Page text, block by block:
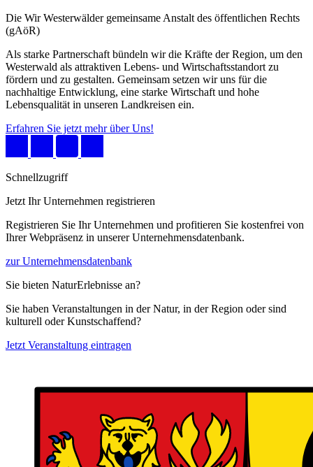
Die Wir Westerwälder gemeinsame Anstalt des öffentlichen Rechts
(gAöR)
Als starke Partnerschaft bündeln wir die Kräfte der Region, um den
Westerwald als attraktiven Lebens- und Wirtschaftsstandort zu
fördern und zu gestalten. Gemeinsam setzen wir uns für die
nachhaltige Entwicklung, eine starke Wirtschaft und hohe
Lebensqualität in unseren Landkreisen ein.
Erfahren Sie jetzt mehr über Uns!
Schnellzugriff
Jetzt Ihr Unternehmen registrieren
Registrieren Sie Ihr Unternehmen und profitieren Sie kostenfrei von
Ihrer Webpräsenz in unserer Unternehmensdatenbank.
zur Unternehmensdatenbank
Sie bieten NaturErlebnisse an?
Sie haben Veranstaltungen in der Natur, in der Region oder sind
kulturell oder Kunstschaffend?
Jetzt Veranstaltung eintragen